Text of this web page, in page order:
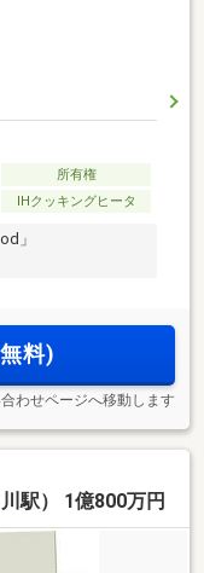
所有権
IHクッキングヒータ
」
料)
わせページへ移動します
駅） 1億800万円